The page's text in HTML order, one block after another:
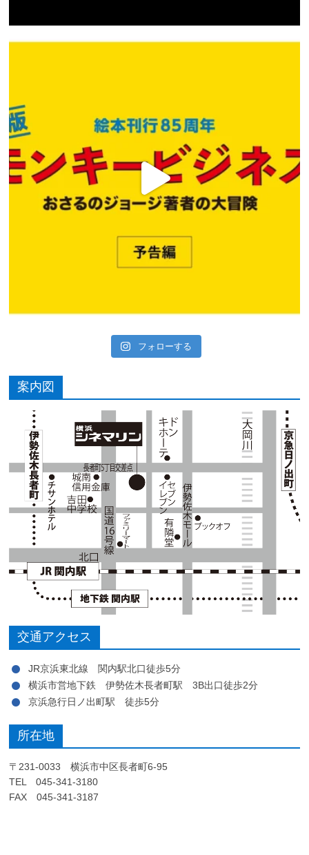
フォローする
案内図
交通アクセス
JR京浜東北線 関内駅北口徒歩5分
横浜市営地下鉄 伊勢佐木長者町駅 3B出口徒歩2分
京浜急行日ノ出町駅 徒歩5分
所在地
〒231-0033 横浜市中区長者町6-95
TEL 045-341-3180
FAX 045-341-3187